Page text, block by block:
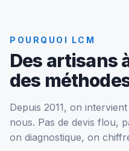
POURQUOI LCM
Des artisans
des
Depuis 2011, on
nous. Pas de devis flou,
on diagnostique, on